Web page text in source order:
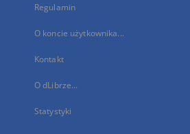
Regulamin
O koncie użytkownika...
Kontakt
O dLibrze...
Statystyki